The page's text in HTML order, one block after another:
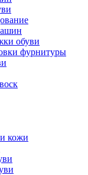
обуви
фурнитуры
кожи